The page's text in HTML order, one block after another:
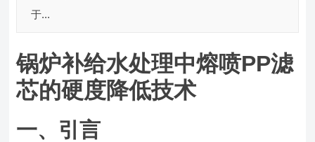
于...
锅炉补给水处理中熔喷PP滤
芯的硬度降低技术
一、引言